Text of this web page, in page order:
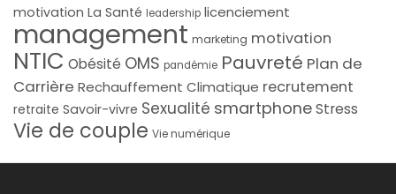
motivation La Santé leadership licenciement
management marketing motivation
NTIC Obésité OMS pandémie Pauvreté Plan de
Carrière Rechauffement Climatique recrutement
retraite Savoir-vivre Sexualité smartphoneStress
Vie de couple Vie numérique